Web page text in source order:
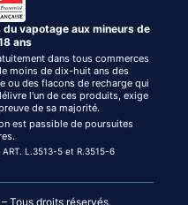
vapotage aux mineurs de
ans
dans tous commerces
moins de dix-huit ans des
ou des flacons de recharge qui
l'un de ces produits, exige
de sa majorité.
est passible de poursuites
ART. L.3513-5 et R.3515-6
Tous droits réservés.